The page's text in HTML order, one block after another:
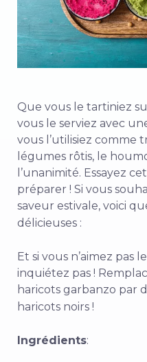
Que vous le tartiniez
vous le serviez avec
vous l’utilisiez comme
légumes rôtis, le
l’unanimité. Essayez
préparer ! Si vous
saveur estivale, voici
délicieuses :
Et si vous n’aimez pas
inquiétez pas !
haricots garbanzo par
haricots noirs !
Ingrédients: